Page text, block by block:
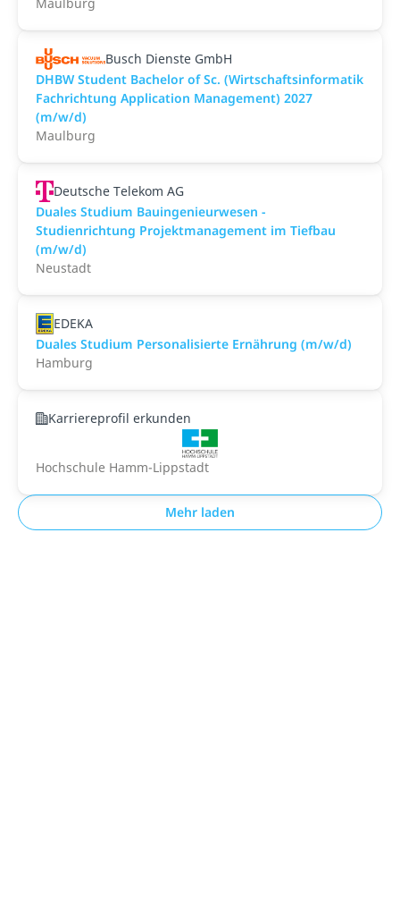
Busch Dienste GmbH
DHBW Student Bachelor of Sc. (Wirtschaftsinformatik
Fachrichtung Application Management) 2027
(m/w/d)
Maulburg
Deutsche Telekom AG
Duales Studium Bauingenieurwesen -
Studienrichtung Projektmanagement im Tiefbau
(m/w/d)
Neustadt
EDEKA
Duales Studium Personalisierte Ernährung (m/w/d)
Hamburg
Karriereprofil erkunden
Hochschule Hamm-Lippstadt
Mehr laden